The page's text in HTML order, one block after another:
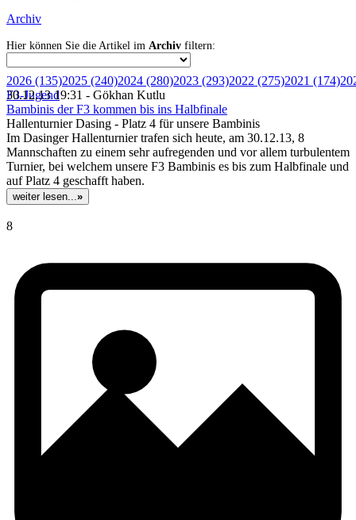
Archiv
Hier können Sie die Artikel im Archiv filtern:
2026 (135)2025 (240)2024 (280)2023 (293)2022 (275)2021 (174)
F3-Jugend
30.12.13 19:31 - Gökhan Kutlu
Bambinis der F3 kommen bis ins Halbfinale
Hallenturnier Dasing - Platz 4 für unsere Bambinis
Im Dasinger Hallenturnier trafen sich heute, am 30.12.13, 8
Mannschaften zu einem sehr aufregenden und vor allem turbulentem
Turnier, bei welchem unsere F3 Bambinis es bis zum Halbfinale und
auf Platz 4 geschafft haben.
weiter lesen...»
8